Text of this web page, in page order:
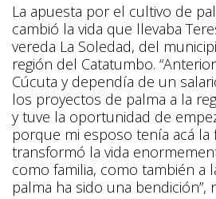
La apuesta por el cultivo de
cambió la vida que llevaba
vereda La Soledad, del
región del Catatumbo.
Cúcuta y dependía de un
los proyectos de palma a la
y tuve la oportunidad de
porque mi esposo tenía acá la
transformó la vida
como familia, como también a
palma ha sido una bendición”,